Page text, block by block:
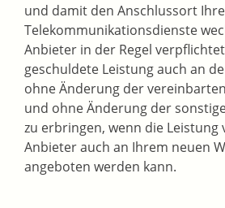
und damit den Anschlussort
Telekommunikationsdienste
Anbieter in der Regel
geschuldete Leistung auch an
ohne Änderung der
und ohne Änderung der
zu erbringen, wenn die Leistung
Anbieter auch an Ihrem neuen
angeboten werden kann.